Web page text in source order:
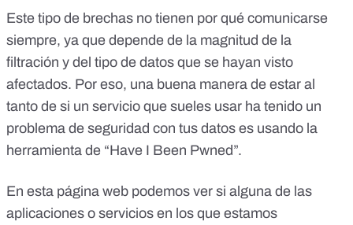
Este tipo de brechas no tienen por qué comunicarse
siempre, ya que depende de la magnitud de la
filtración y del tipo de datos que se hayan visto
afectados. Por eso, una buena manera de estar al
tanto de si un servicio que sueles usar ha tenido un
problema de seguridad con tus datos es usando la
herramienta de “Have I Been Pwned”.
En esta página web podemos ver si alguna de las
aplicaciones o servicios en los que estamos